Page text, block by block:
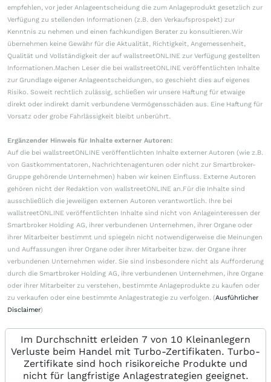
empfehlen, vor jeder Anlageentscheidung die zum Anlageprodukt gesetzlich zur
Verfügung zu stellenden Informationen (z.B. den Verkaufsprospekt) zur
Kenntnis zu nehmen und einen fachkundigen Berater zu konsultieren.Wir
übernehmen keine Gewähr für die Aktualität, Richtigkeit, Angemessenheit,
Qualität und Vollständigkeit der auf wallstreetONLINE zur Verfügung gestellten
Informationen.Machen Leser die bei wallstreetONLINE veröffentlichten Inhalte
zur Grundlage eigener Anlageentscheidungen, so geschieht dies auf eigenes
Risiko. Soweit rechtlich zulässig, schließen wir unsere Haftung für etwaige
direkt oder indirekt damit verbundene Vermögensschäden aus. Eine Haftung für
Vorsatz oder grobe Fahrlässigkeit bleibt unberührt.
Ergänzender Hinweis für Inhalte externer Autoren:
Auf die bei wallstreetONLINE veröffentlichten Inhalte externer Autoren (wie z.B.
von Gastkommentatoren, Nachrichtenagenturen oder nicht zur Smartbroker-
Gruppe gehörende Unternehmen) haben wir keinen Einfluss. Externe Autoren
gehören nicht der Redaktion von wallstreetONLINE an.Für die Inhalte sind
ausschließlich die jeweiligen externen Autoren verantwortlich. Ihre bei
wallstreetONLINE veröffentlichten Inhalte sind nicht von Anlageinteressen der
Smartbroker Holding AG, ihrer verbundenen Unternehmen, ihrer Organe oder
ihrer Mitarbeiter bestimmt und spiegeln nicht notwendigerweise die Meinungen
und Auffassungen ihrer Organe oder ihrer Mitarbeiter bzw. der Organe ihrer
verbundenen Unternehmen wider. Sie sind insbesondere nicht als Aufforderung
durch die Smartbroker Holding AG, ihre verbundenen Unternehmen, ihre Organe
oder ihrer Mitarbeiter zu verstehen, bestimmte Anlageprodukte zu kaufen oder
zu verkaufen oder eine bestimmte Anlagestrategie zu verfolgen. (Ausführlicher
Disclaimer)
Im Durchschnitt erleiden 7 von 10 Kleinanlegern
Verluste beim Handel mit Turbo-Zertifikaten. Turbo-
Zertifikate sind hoch risikoreiche Produkte und
nicht für langfristige Anlagestrategien geeignet.